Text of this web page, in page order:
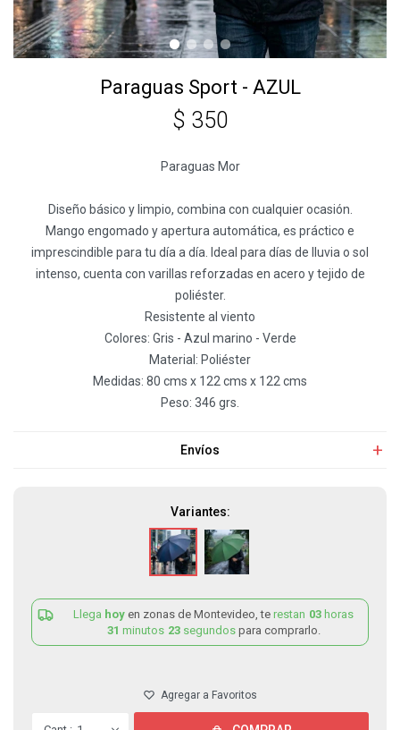
Paraguas Sport - AZUL
$ 350
Paraguas Mor
Diseño básico y limpio, combina con cualquier ocasión.
Mango engomado y apertura automática, es práctico e
imprescindible para tu día a día. Ideal para días de lluvia o sol
intenso, cuenta con varillas reforzadas en acero y tejido de
poliéster.
Resistente al viento
Colores: Gris - Azul marino - Verde
Material: Poliéster
Medidas: 80 cms x 122 cms x 122 cms
Peso: 346 grs.
Envíos
Variantes:
Llega hoy en zonas de Montevideo, te restan 03 horas
31 minutos 23 segundos para comprarlo.